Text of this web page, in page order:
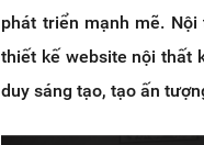
phát triển mạnh mẽ.
thiết kế website nội thất
duy sáng tạo, tạo ấn